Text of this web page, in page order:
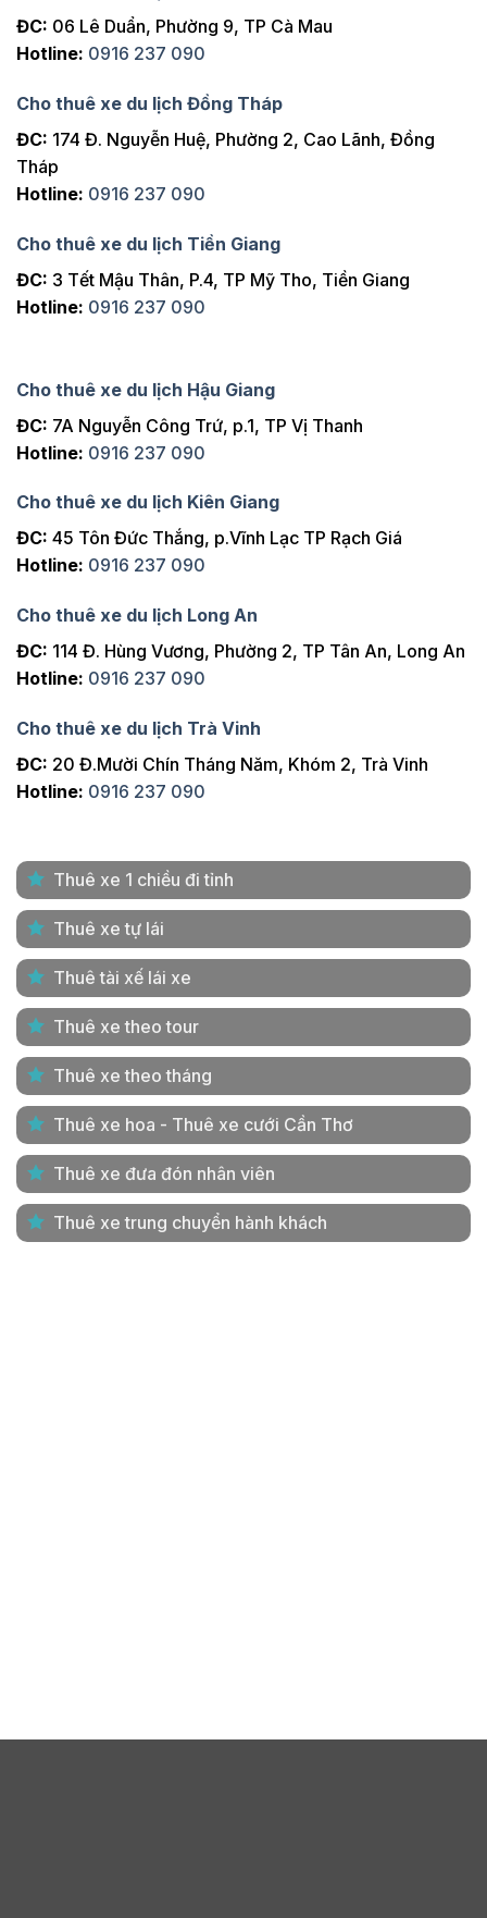
ĐC: 06 Lê Duẩn, Phường 9, TP Cà Mau
Hotline: 0916 237 090
Cho thuê xe du lịch Đồng Tháp
ĐC: 174 Đ. Nguyễn Huệ, Phường 2, Cao Lãnh, Đồng
Tháp
Hotline: 0916 237 090
Cho thuê xe du lịch Tiền Giang
ĐC: 3 Tết Mậu Thân, P.4, TP Mỹ Tho, Tiền Giang
Hotline: 0916 237 090
Cho thuê xe du lịch Hậu Giang
ĐC: 7A Nguyễn Công Trứ, p.1, TP Vị Thanh
Hotline: 0916 237 090
Cho thuê xe du lịch Kiên Giang
ĐC: 45 Tôn Đức Thắng, p.Vĩnh Lạc TP Rạch Giá
Hotline: 0916 237 090
Cho thuê xe du lịch Long An
ĐC: 114 Đ. Hùng Vương, Phường 2, TP Tân An, Long An
Hotline: 0916 237 090
Cho thuê xe du lịch Trà Vinh
ĐC: 20 Đ.Mười Chín Tháng Năm, Khóm 2, Trà Vinh
Hotline: 0916 237 090
Thuê xe 1 chiều đi tỉnh
Thuê xe tự lái
Thuê tài xế lái xe
Thuê xe theo tour
Thuê xe theo tháng
Thuê xe hoa - Thuê xe cưới Cần Thơ
Thuê xe đưa đón nhân viên
Thuê xe trung chuyển hành khách